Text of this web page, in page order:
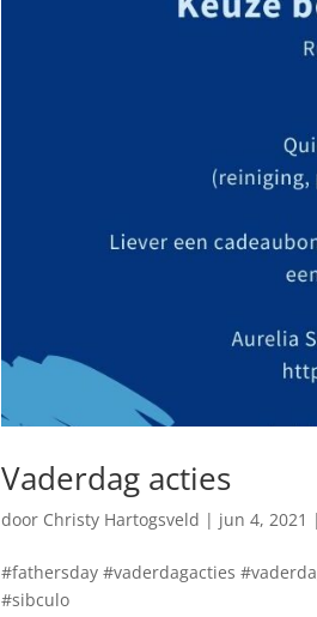
Vaderdag acties
door Christy Hartogsveld | jun 4, 2021
#fathersday #vaderdagacties
#sibculo